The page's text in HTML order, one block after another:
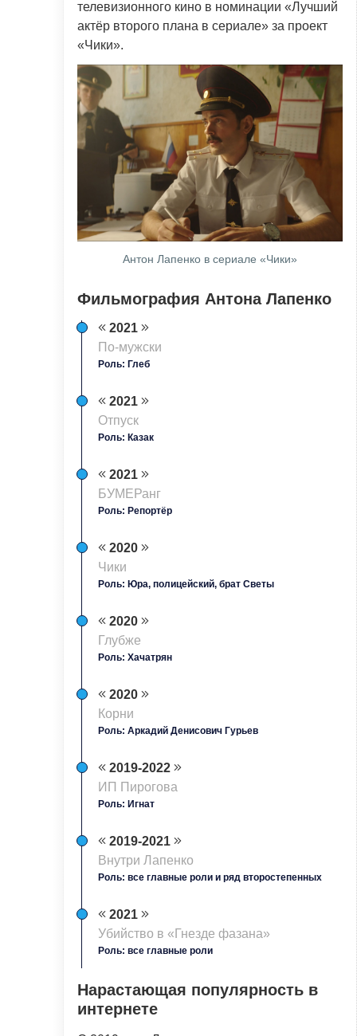
телевизионного кино в номинации «Лучший
актёр второго плана в сериале» за проект
«Чики».
Антон Лапенко в сериале «Чики»
Фильмография Антона Лапенко
2021
По-мужски
Роль: Глеб
2021
Отпуск
Роль: Казак
2021
БУМЕРанг
Роль: Репортёр
2020
Чики
Роль: Юра, полицейский, брат Светы
2020
Глубже
Роль: Хачатрян
2020
Корни
Роль: Аркадий Денисович Гурьев
2019-2022
ИП Пирогова
Роль: Игнат
2019-2021
Внутри Лапенко
Роль: все главные роли и ряд второстепенных
2021
Убийство в «Гнезде фазана»
Роль: все главные роли
Нарастающая популярность в
интернете